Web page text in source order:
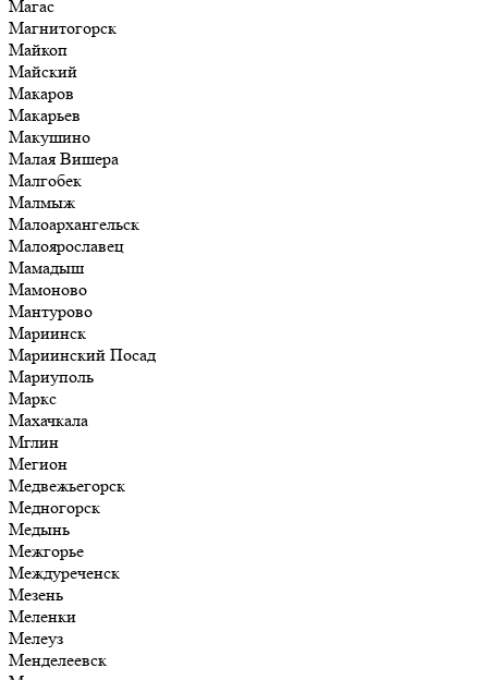
Магас
Магнитогорск
Майкоп
Майский
Макаров
Макарьев
Макушино
Малая Вишера
Малгобек
Малмыж
Малоархангельск
Малоярославец
Мамадыш
Мамоново
Мантурово
Мариинск
Мариинский Посад
Мариуполь
Маркс
Махачкала
Мглин
Мегион
Медвежьегорск
Медногорск
Медынь
Межгорье
Междуреченск
Мезень
Меленки
Мелеуз
Менделеевск